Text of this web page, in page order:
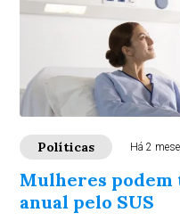
Políticas Há 2
Mulheres
anual pelo SUS